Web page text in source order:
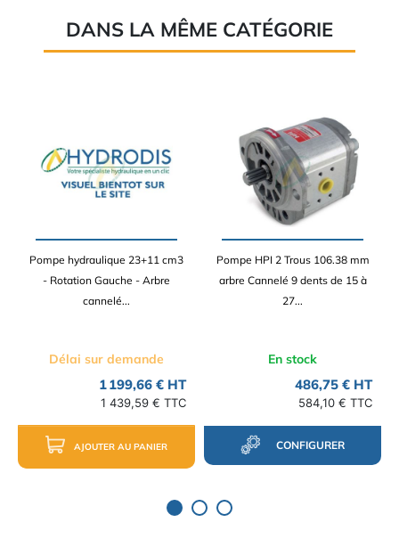
DANS LA MÊME CATÉGORIE
Pompe hydraulique 23+11 cm3
- Rotation Gauche - Arbre
cannelé...
Délai sur demande
1 199,66 € HT
1 439,59 € TTC
AJOUTER AU PANIER
Pompe HPI 2 Trous 106.38 mm
arbre Cannelé 9 dents de 15 à
27...
En stock
486,75 € HT
584,10 € TTC
CONFIGURER